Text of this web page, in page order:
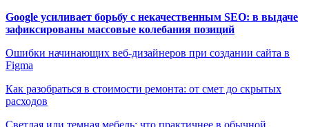
Google усиливает борьбу с некачественным SEO: в выдаче
зафиксированы массовые колебания позиций
Ошибки начинающих веб-дизайнеров при создании сайта в
Figma
Как разобраться в стоимости ремонта: от смет до скрытых
расходов
Светлая или темная мебель: что практичнее в обычной